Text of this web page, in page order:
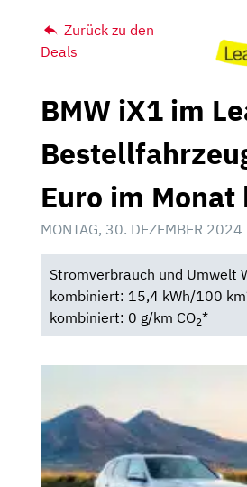
Zurück zu den
Deals
BMW iX1 im
Euro im
MONTAG, 30. DEZEMBER
Stromverbrauch und Umwelt
kombiniert: 15,4 kWh/100
kombiniert: 0 g/km CO2*